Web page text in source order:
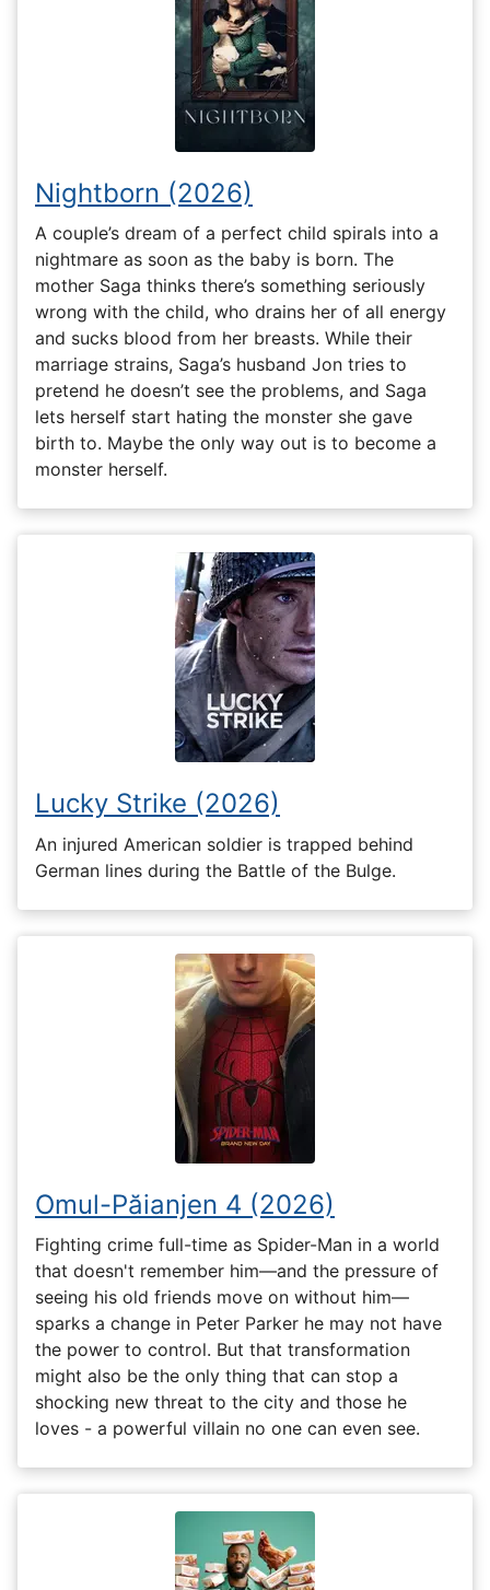
Nightborn (2026)
A couple’s dream of a perfect child spirals into a
nightmare as soon as the baby is born. The
mother Saga thinks there’s something seriously
wrong with the child, who drains her of all energy
and sucks blood from her breasts. While their
marriage strains, Saga’s husband Jon tries to
pretend he doesn’t see the problems, and Saga
lets herself start hating the monster she gave
birth to. Maybe the only way out is to become a
monster herself.
Lucky Strike (2026)
An injured American soldier is trapped behind
German lines during the Battle of the Bulge.
Omul-Păianjen 4 (2026)
Fighting crime full-time as Spider-Man in a world
that doesn't remember him—and the pressure of
seeing his old friends move on without him—
sparks a change in Peter Parker he may not have
the power to control. But that transformation
might also be the only thing that can stop a
shocking new threat to the city and those he
loves - a powerful villain no one can even see.